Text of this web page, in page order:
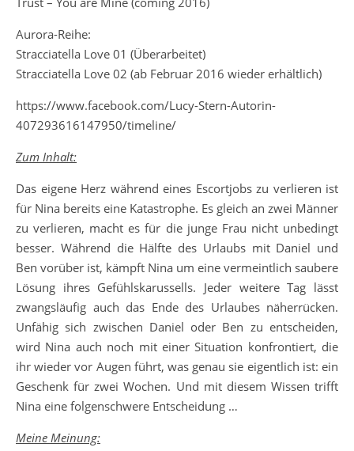
Aurora-Reihe:
Stracciatella Love 01 (Überarbeitet)
Stracciatella Love 02 (ab Februar 2016 wieder erhältlich)
https://www.facebook.com/Lucy-Stern-Autorin-
407293616147950/timeline/
Zum Inhalt:
Das eigene Herz während eines Escortjobs zu verlieren ist
für Nina bereits eine Katastrophe. Es gleich an zwei Männer
zu verlieren, macht es für die junge Frau nicht unbedingt
besser. Während die Hälfte des Urlaubs mit Daniel und
Ben vorüber ist, kämpft Nina um eine vermeintlich saubere
Lösung ihres Gefühlskarussells. Jeder weitere Tag lässt
zwangsläufig auch das Ende des Urlaubes näherrücken.
Unfähig sich zwischen Daniel oder Ben zu entscheiden,
wird Nina auch noch mit einer Situation konfrontiert, die
ihr wieder vor Augen führt, was genau sie eigentlich ist: ein
Geschenk für zwei Wochen. Und mit diesem Wissen trifft
Nina eine folgenschwere Entscheidung …
Meine Meinung: